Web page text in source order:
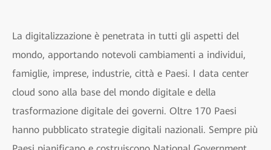
La digitalizzazione è penetrata in tutti gli aspetti del
mondo, apportando notevoli cambiamenti a individui,
famiglie, imprese, industrie, città e Paesi. I data center
cloud sono alla base del mondo digitale e della
trasformazione digitale dei governi. Oltre 170 Paesi
hanno pubblicato strategie digitali nazionali. Sempre più